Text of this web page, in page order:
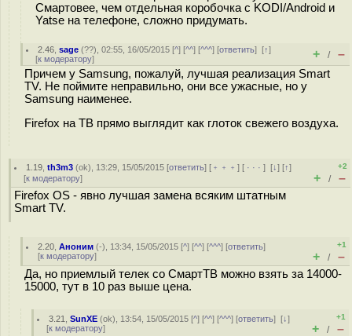
Смартовее, чем отдельная коробочка с KODI/Android и
Yatse на телефоне, сложно придумать.
2.46 ,sage (??), 02:55, 16/05/2015 [^] [^^] [^^^] [ответить][↑]
[к модератору] + / –
Причем у Samsung, пожалуй, лучшая реализация Smart
TV. Не поймите неправильно, они все ужасные, но у
Samsung наименее.
Firefox на ТВ прямо выглядит как глоток свежего воздуха.
1.19 ,th3m3 (ok), 13:29, 15/05/2015 [ответить] [ ﹢﹢﹢] [ · · ·][↓] [↑]
[к модератору]
+2
+ / –
Firefox OS - явно лучшая замена всяким штатным
Smart TV.
2.20 ,Аноним (-), 13:34, 15/05/2015 [^] [^^] [^^^] [ответить]
[к модератору]
+1
+ / –
Да, но приемлый телек со СмартТВ можно взять за 14000-
15000, тут в 10 раз выше цена.
3.21 ,SunXE (ok), 13:54, 15/05/2015 [^] [^^] [^^^] [ответить][↓]
[к модератору]
+1
+ / –